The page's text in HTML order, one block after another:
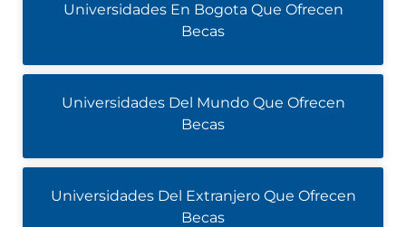
Universidades En Bogota Que Ofrecen
Becas
Universidades Del Mundo Que Ofrecen
Becas
Universidades Del Extranjero Que Ofrecen
Becas